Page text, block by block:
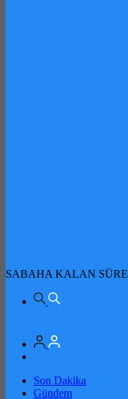
SABAHA KALAN SÜRE
Son Dakika
Gündem